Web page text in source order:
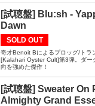
[試聴盤] Blu:sh -
Dawn
SOLD OUT
奇才Benoit Bによるプロッグ/トラ
[Kalahari Oyster Cult]第3弾。ダー
向を強めた傑作！
[試聴盤] Sweater On
Almighty Grand